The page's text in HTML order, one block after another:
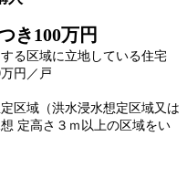
き100万円
る区域に立地している住宅
円／戸
区域（洪水浸水想定区域又は
定高さ３ｍ以上の区域をい